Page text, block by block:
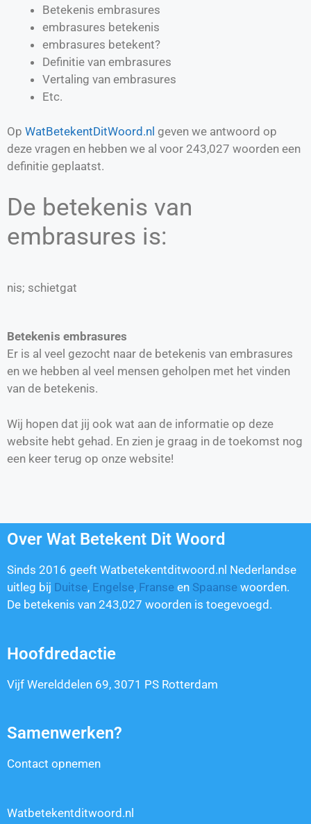
Betekenis embrasures
embrasures betekenis
embrasures betekent?
Definitie van embrasures
Vertaling van embrasures
Etc.
Op WatBetekentDitWoord.nl geven we antwoord op
deze vragen en hebben we al voor 243,027 woorden een
definitie geplaatst.
De betekenis van
embrasures is:
nis; schietgat
Betekenis embrasures
Er is al veel gezocht naar de betekenis van embrasures
en we hebben al veel mensen geholpen met het vinden
van de betekenis.
Wij hopen dat jij ook wat aan de informatie op deze
website hebt gehad. En zien je graag in de toekomst nog
een keer terug op onze website!
Over Wat Betekent Dit Woord
Sinds 2016 geeft Watbetekentditwoord.nl Nederlandse
uitleg bij Duitse, Engelse, Franse en Spaanse woorden.
De betekenis van 243,027 woorden is toegevoegd.
Hoofdredactie
Vijf Werelddelen 69, 3071 PS Rotterdam
Samenwerken?
Contact opnemen
Watbetekentditwoord.nl